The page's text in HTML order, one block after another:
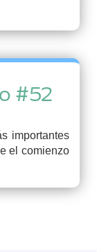
#52
importantes
el comienzo